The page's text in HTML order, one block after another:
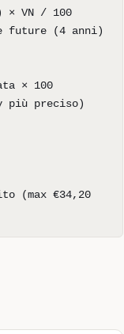
× VN / 100
future (4 anni)
× 100
più preciso)
(max €34,20